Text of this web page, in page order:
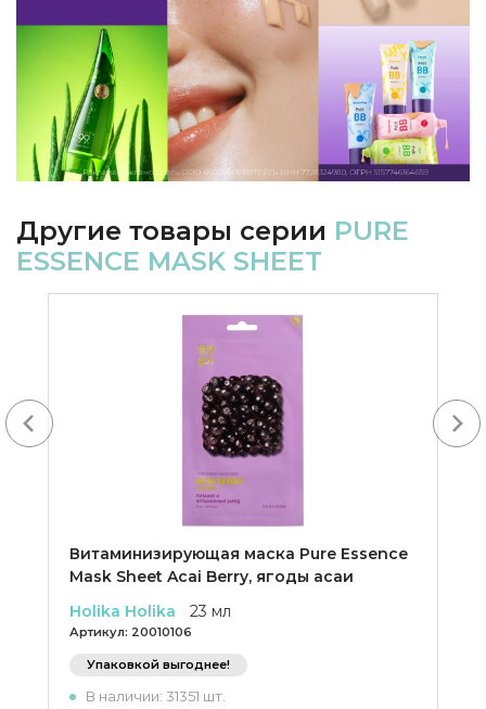
Другие товары серии PURE
ESSENCE MASK SHEET
Витаминизирующая маска Pure Essence
Mask Sheet Acai Berry, ягоды асаи
Holika Holika
23 мл
Артикул: 20010106
Упаковкой выгоднее!
В наличии: 31351 шт.